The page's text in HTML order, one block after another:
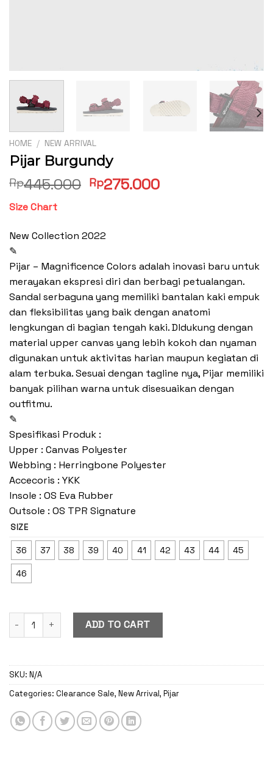
HOME / NEW ARRIVAL
Pijar Burgundy
Rp445.000 Original
Rp445.000.
Rp275.000Current
Size Chart
New Collection 2022
✎
Pijar – Magnificence Colors adalah inovasi baru untuk
merayakan ekspresi diri dan berbagi petualangan.
Sandal serbaguna yang memiliki bantalan kaki empuk
dan fleksibilitas yang baik dengan anatomi
lengkungan di bagian tengah kaki. DIdukung dengan
material upper canvas yang lebih kokoh dan nyaman
digunakan untuk aktivitas harian maupun kegiatan di
alam terbuka. Sesuai dengan tagline nya, Pijar memiliki
banyak pilihan warna untuk disesuaikan dengan
outfitmu.
✎
Spesifikasi Produk :
Upper : Canvas Polyester
Webbing : Herringbone Polyester
Accecoris : YKK
Insole : OS Eva Rubber
Outsole : OS TPR Signature
SIZE
36 37 38 39 40 41 42 43 44 45
46
Pijar Burgundy quantityADD TO CART
SKU: N/A
Categories: Clearance Sale, New Arrival, Pijar